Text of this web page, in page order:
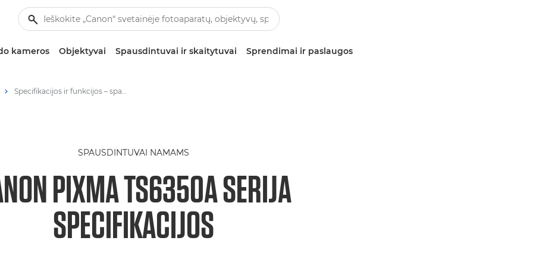
kameros Objektyvai Spausdintuvai ir skaitytuvai Sprendimai ir paslaugos
Specifikacijos ir funkcijos – spausdintuvas „PIXMA TS6350a“
SPAUSDINTUVAI NAMAMS
PIXMA TS6350A SERIJA
SPECIFIKACIJOS